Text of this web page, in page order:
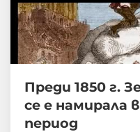
Преди 1850 г.
се е намирала
период